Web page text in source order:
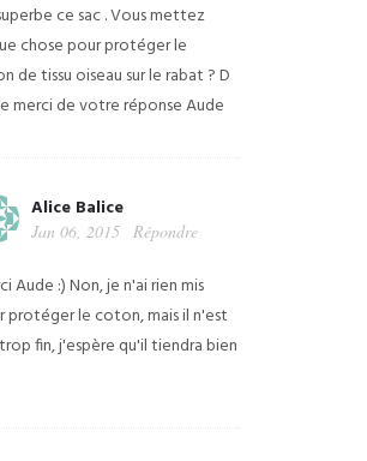
ce sac . Vous mettez
chose pour protéger le
de tissu oiseau sur le rabat ? D
merci de votre réponse Aude
Alice Balice
Jan 06, 2015 Répondre
Aude :) Non, je n'ai rien mis
protéger le coton, mais il n'est
fin, j'espère qu'il tiendra bien